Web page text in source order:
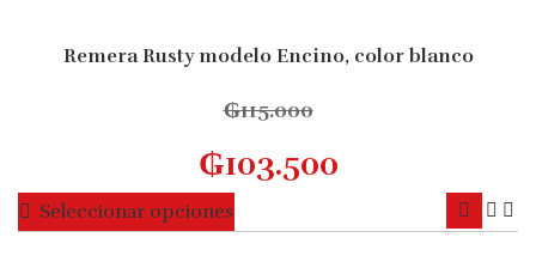
múltiples
Las
se
pueden
10% OFFRemera Rusty modelo Encino, color blanco
₲115.000
₲103.500
Seleccionar opciones
producto